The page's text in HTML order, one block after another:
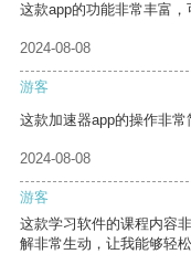
这款app的功能非常丰富，
2024-08-08
游客
这款加速器app的操作非常
2024-08-08
游客
这款学习软件的课程内容
解非常生动，让我能够轻松